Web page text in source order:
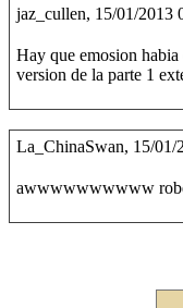
jaz_cullen, 15/01/2013
Hay que emosion habia
version de la parte 1
La_ChinaSwan, 15/01/
awwwwwwwwww